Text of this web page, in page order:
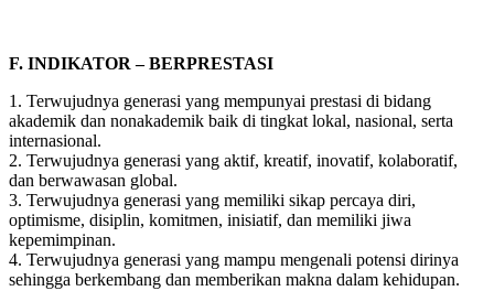
F. INDIKATOR – BERPRESTASI
1. Terwujudnya generasi yang mempunyai prestasi di bidang
akademik dan nonakademik baik di tingkat lokal, nasional, serta
internasional.
2. Terwujudnya generasi yang aktif, kreatif, inovatif, kolaboratif,
dan berwawasan global.
3. Terwujudnya generasi yang memiliki sikap percaya diri,
optimisme, disiplin, komitmen, inisiatif, dan memiliki jiwa
kepemimpinan.
4. Terwujudnya generasi yang mampu mengenali potensi dirinya
sehingga berkembang dan memberikan makna dalam kehidupan.